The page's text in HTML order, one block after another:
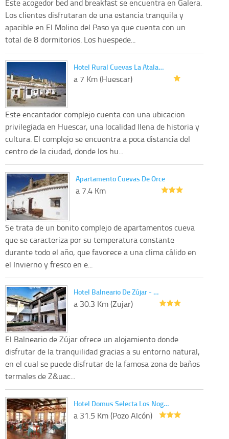
Este acogedor bed and breakfast se encuentra en Galera.
Los clientes disfrutaran de una estancia tranquila y
apacible en El Molino del Paso ya que cuenta con un
total de 8 dormitorios. Los huespede...
Hotel Rural Cuevas La Atala…
a 7 Km (Huescar)
Este encantador complejo cuenta con una ubicacion
privilegiada en Huescar, una localidad llena de historia y
cultura. El complejo se encuentra a poca distancia del
centro de la ciudad, donde los hu...
Apartamento Cuevas De Orce
a 7.4 Km
Se trata de un bonito complejo de apartamentos cueva
que se caracteriza por su temperatura constante
durante todo el año, que favorece a una clima cálido en
el Invierno y fresco en e...
Hotel Balneario De Zújar - …
a 30.3 Km (Zujar)
El Balneario de Zújar ofrece un alojamiento donde
disfrutar de la tranquilidad gracias a su entorno natural,
en el cual se puede disfrutar de la famosa zona de baños
termales de Z&uac...
Hotel Domus Selecta Los Nog…
a 31.5 Km (Pozo Alcón)